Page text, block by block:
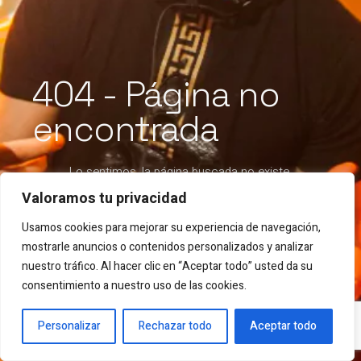
Valoramos tu privacidad
Usamos cookies para mejorar su experiencia de navegación,
mostrarle anuncios o contenidos personalizados y analizar
nuestro tráfico. Al hacer clic en “Aceptar todo” usted da su
consentimiento a nuestro uso de las cookies.
Personalizar Rechazar todo Aceptar todo
404 - Página no
encontrada
Lo sentimos, la página buscada no existe.
VOLVER A LA HOME